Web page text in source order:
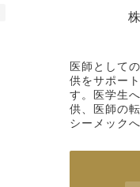
医師として
供をサポー
す。医学生
供、医師の
シーメックへ